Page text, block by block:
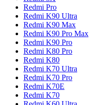
Redmi Pro
Redmi K90 Ultra
Redmi K90 Max
Redmi K90 Pro Max
Redmi K90 Pro
Redmi K80 Pro
Redmi K80
Redmi K70 Ultra
Redmi K70 Pro
Redmi K70E
Redmi K70